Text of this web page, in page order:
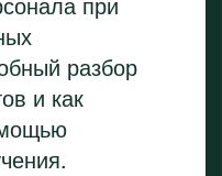
разбор
и как